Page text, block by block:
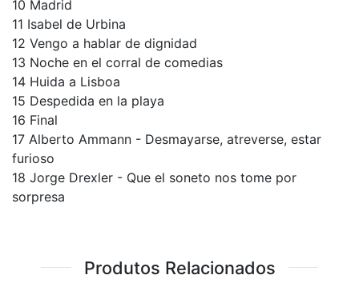
10 Madrid
11 Isabel de Urbina
12 Vengo a hablar de dignidad
13 Noche en el corral de comedias
14 Huida a Lisboa
15 Despedida en la playa
16 Final
17 Alberto Ammann - Desmayarse, atreverse, estar
furioso
18 Jorge Drexler - Que el soneto nos tome por
sorpresa
Produtos Relacionados